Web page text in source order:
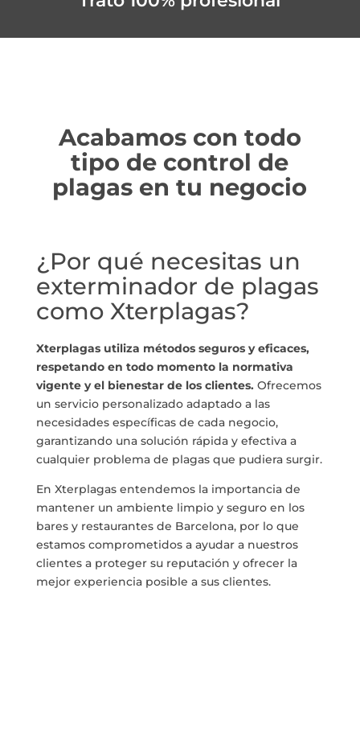
Acabamos con todo
tipo de control de
plagas en tu negocio
¿Por qué necesitas un
exterminador de plagas
como Xterplagas?
Xterplagas utiliza métodos seguros y eficaces,
respetando en todo momento la normativa
vigente y el bienestar de los clientes. Ofrecemos
un servicio personalizado adaptado a las
necesidades específicas de cada negocio,
garantizando una solución rápida y efectiva a
cualquier problema de plagas que pudiera surgir.
En Xterplagas entendemos la importancia de
mantener un ambiente limpio y seguro en los
bares y restaurantes de Barcelona, por lo que
estamos comprometidos a ayudar a nuestros
clientes a proteger su reputación y ofrecer la
mejor experiencia posible a sus clientes.